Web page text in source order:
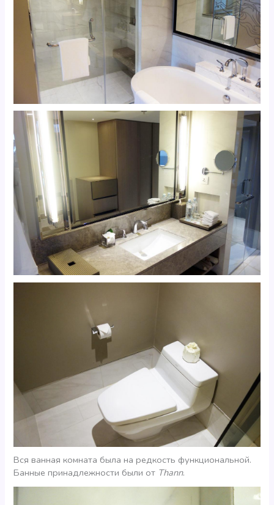
Вся ванная комната была на редкость функциональной.
Банные принадлежности были от Thann.